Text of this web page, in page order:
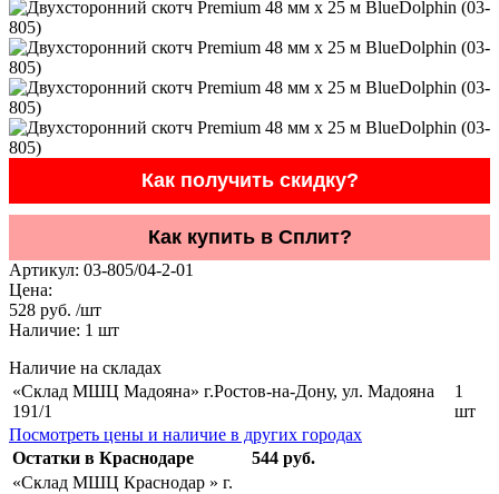
Как получить скидку?
Как купить в Сплит?
Артикул: 03-805/04-2-01
Цена:
528 руб. /шт
Наличие: 1 шт
Наличие на складах
«Склад МШЦ Мадояна» г.Ростов-на-Дону, ул. Мадояна
191/1
1
шт
Посмотреть цены и наличие в других городах
Остатки в Краснодаре
544 руб.
«Склад МШЦ Краснодар » г.